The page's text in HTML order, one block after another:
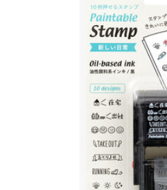
le média 0 en mode